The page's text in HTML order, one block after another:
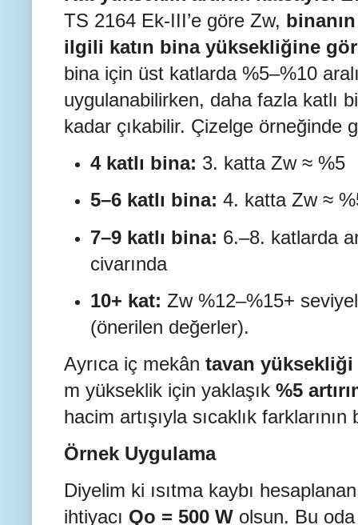
TS 2164 Ek-III’e göre Zw,
ilgili katın bina yüksekliğine
bina için üst katlarda %5–%10
uygulanabilirken, daha fazla katlı
kadar çıkabilir. Çizelge örneğinde
4 katlı bina: 3. katta Zw ≈ %5
5–6 katlı bina: 4. katta Zw ≈
7–9 katlı bina: 6.–8. katlarda
civarında
10+ kat: Zw %12–%15+
(önerilen değerler).
Ayrıca iç mekân tavan yüksekliği
m yükseklik için yaklaşık %5
hacim artışıyla sıcaklık
Örnek Uygulama
Diyelim ki ısıtma kaybı
ihtiyacı Qo = 500 W olsun. Bu oda